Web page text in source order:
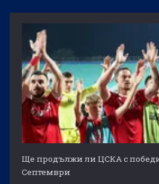
Ще продължи ли ЦСКА с
Септември